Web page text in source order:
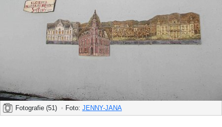
Fotografie (51) • Foto: JENNY-JANA